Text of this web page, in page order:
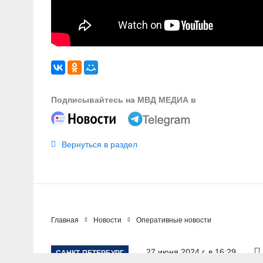
Подписывайтесь на МВД МЕДИА в
Вернуться в раздел
Главная Новости Оперативные новости
САНКТ-ПЕТЕРБУРГ 27 июня 2024 г. в 16:29